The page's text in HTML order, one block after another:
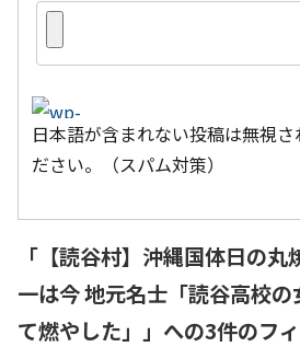
日本語が含まれない投稿は無視
ださい。（スパム対策）
「 【読谷村】沖縄国体日の
一は今 地元名士「読谷高校
て燃やした」 」への3件のフ